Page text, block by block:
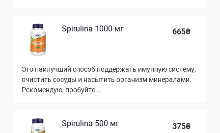
Spirulina 1000 мг 665₴
Это наилучший способ поддержать имунную систему,
очистить сосуды и насытить организм минералами.
Рекомендую, пробуйте ..
Spirulina 500 мг 375₴